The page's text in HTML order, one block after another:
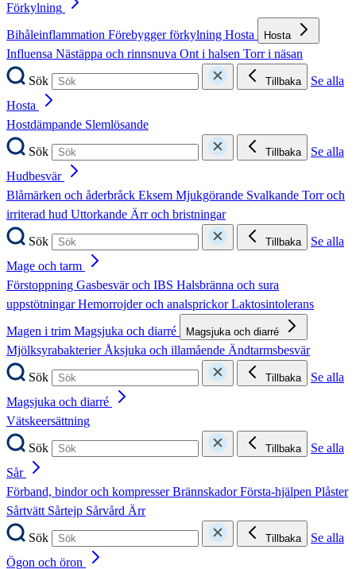
Förkylning
Bihåleinflammation Förebygger förkylning Hosta Hosta
Influensa Nästäppa och rinnsnuva Ont i halsen Torr i näsan
Sök
Tillbaka
Se alla
Hosta
Hostdämpande Slemlösande
Sök
Tillbaka
Se alla
Hudbesvär
Blåmärken och åderbråck Eksem Mjukgörande Svalkande Torr och
irriterad hud Uttorkande Ärr och bristningar
Sök
Tillbaka
Se alla
Mage och tarm
Förstoppning Gasbesvär och IBS Halsbränna och sura
uppstötningarHemorrojder och analsprickorLaktosintolerans
Magen i trim Magsjuka och diarré Magsjuka och diarré
MjölksyrabakterierÅksjuka och illamående Ändtarmsbesvär
Sök
Tillbaka
Se alla
Magsjuka och diarré
Vätskeersättning
Sök
Tillbaka
Se alla
Sår
Förband, bindor och kompresserBrännskadorFörsta-hjälpen Plåster
Sårtvätt Sårtejp Sårvård Ärr
Sök
Tillbaka
Se alla
Ögon och öron